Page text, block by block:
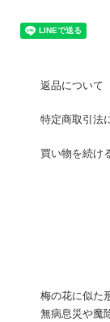
返品について
特定商取引法
買い物を続け
梅の花に似た
無病息災や魔